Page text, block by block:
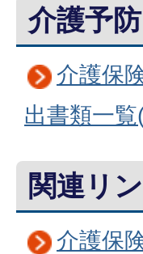
介護予
介護保
出書類一
関連リ
介護保